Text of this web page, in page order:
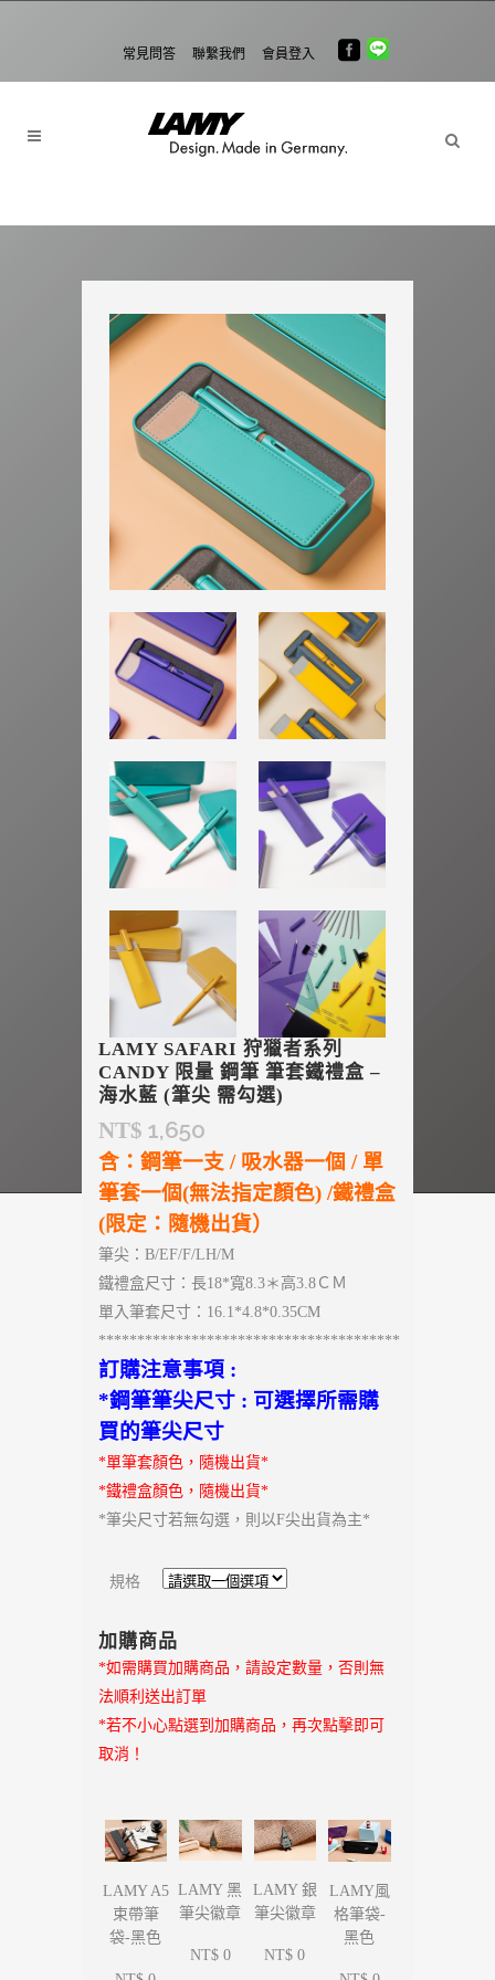
常見問答 聯繫我們 會員登入
LAMY SAFARI 狩獵者系列
CANDY 限量 鋼筆 筆套鐵禮盒 –
海水藍 (筆尖 需勾選)
NT$ 1,650
含：鋼筆一支 / 吸水器一個 / 單
筆套一個(無法指定顏色) /鐵禮盒
(限定：隨機出貨）
筆尖：B/EF/F/LH/M
鐵禮盒尺寸：長18*寬8.3＊高3.8ＣＭ
單入筆套尺寸：16.1*4.8*0.35CM
***************************************
訂購注意事項 :
*鋼筆筆尖尺寸 : 可選擇所需購
買的筆尖尺寸
*單筆套顏色，隨機出貨*
*鐵禮盒顏色，隨機出貨*
*筆尖尺寸若無勾選，則以F尖出貨為主*
規格
加購商品
*如需購買加購商品，請設定數量，否則無
法順利送出訂單
*若不小心點選到加購商品，再次點擊即可
取消！
LAMY A5
束帶筆
袋-黑色
LAMY 黑
筆尖徽章
NT$ 0
LAMY 銀
筆尖徽章
NT$ 0
LAMY風
格筆袋-
黑色